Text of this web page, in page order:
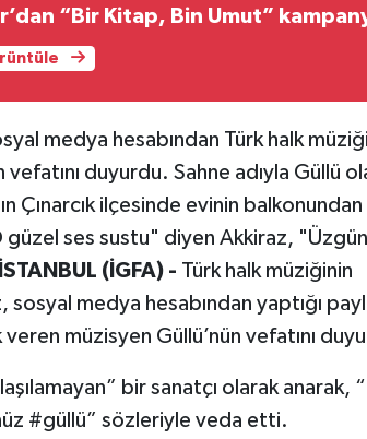
Ortahisar’dan “Bir Kitap, Bin Umut”
medya hesabından Türk halk
duyurdu. Sahne adıyla Güllü
Çınarcık ilçesinde evinin
ses sustu" diyen Akkiraz,
İSTANBUL (İGFA) - Türk halk müziğinin
medya hesabından yaptığı
veren müzisyen Güllü’nün vefatını
bir sanatçı olarak anarak,
#güllü” sözleriyle veda etti.